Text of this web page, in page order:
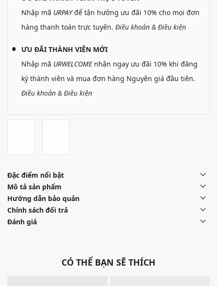
Nhập mã URPAYđể tận hưởng ưu đãi 10% cho mọi đơn
hàng thanh toán trực tuyến. Điều khoản & Điều kiện
ƯU ĐÃI THÀNH VIÊN MỚI
Nhập mã URWELCOMEnhận ngay ưu đãi 10% khi đăng
ký thành viên và mua đơn hàng Nguyên giá đầu tiên.
Điều khoản & Điều kiện
Đặc điểm nổi bật
Mô tả sản phẩm
Hướng dẫn bảo quản
Chính sách đổi trả
Đánh giá
CÓ THỂ BẠN SẼ THÍCH